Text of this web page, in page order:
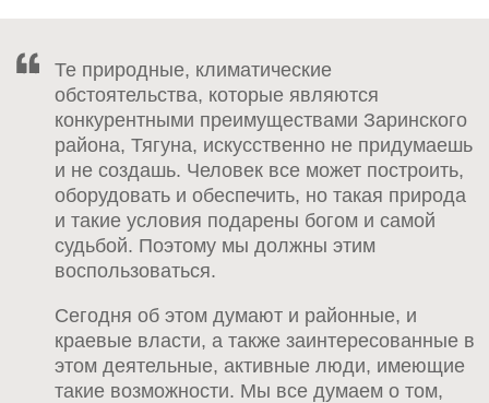
Те природные, климатические
обстоятельства, которые являются
конкурентными преимуществами Заринского
района, Тягуна, искусственно не придумаешь
и не создашь. Человек все может построить,
оборудовать и обеспечить, но такая природа
и такие условия подарены богом и самой
судьбой. Поэтому мы должны этим
воспользоваться.
Сегодня об этом думают и районные, и
краевые власти, а также заинтересованные в
этом деятельные, активные люди, имеющие
такие возможности. Мы все думаем о том,